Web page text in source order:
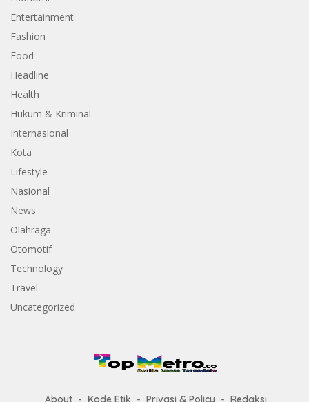
Entertainment
Fashion
Food
Headline
Health
Hukum & Kriminal
Internasional
Kota
Lifestyle
Nasional
News
Olahraga
Otomotif
Technology
Travel
Uncategorized
About Kode Etik Privasi & Policy Redaksi